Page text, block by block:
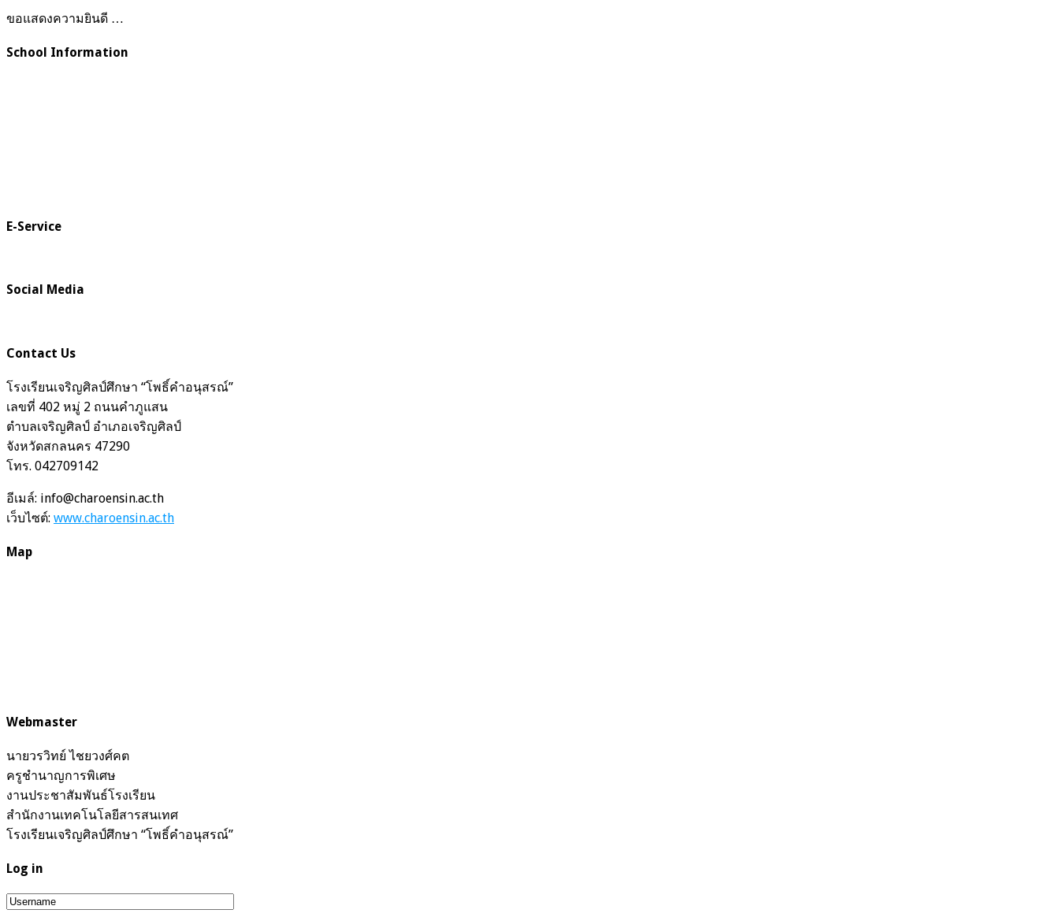
ขอแสดงความยินดี …
School Information
E-Service
Social Media
Contact Us
โรงเรียนเจริญศิลป์ศึกษา “โพธิ์คำอนุสรณ์”
เลขที่ 402 หมู่ 2 ถนนคำภูแสน
ตำบลเจริญศิลป์ อำเภอเจริญศิลป์
จังหวัดสกลนคร 47290
โทร. 042709142
อีเมล์: info@charoensin.ac.th
เว็บไซต์: www.charoensin.ac.th
Map
Webmaster
นายวรวิทย์ ไชยวงศ์คต
ครูชำนาญการพิเศษ
งานประชาสัมพันธ์โรงเรียน
สำนักงานเทคโนโลยีสารสนเทศ
โรงเรียนเจริญศิลป์ศึกษา “โพธิ์คำอนุสรณ์”
Log in